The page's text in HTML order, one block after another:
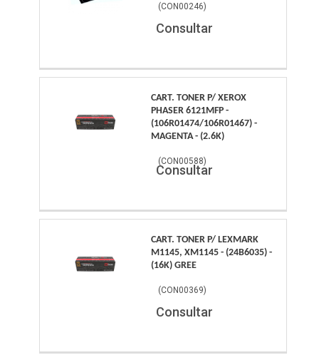
(CON00246)
Consultar
CART. TONER P/ XEROX
PHASER 6121MFP -
(106R01474/106R01467) -
MAGENTA - (2.6K)
(CON00588)
Consultar
CART. TONER P/ LEXMARK
M1145, XM1145 - (24B6035) -
(16K) GREE
(CON00369)
Consultar